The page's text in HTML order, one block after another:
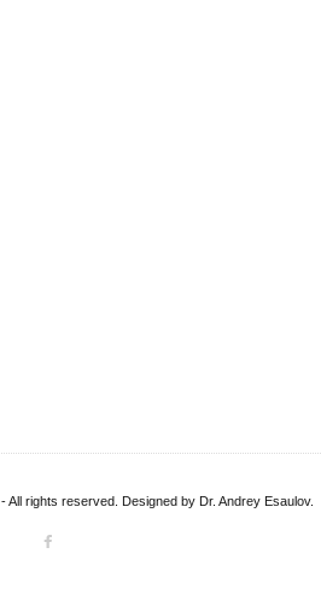
rights reserved. Designed by Dr. Andrey Esaulov.